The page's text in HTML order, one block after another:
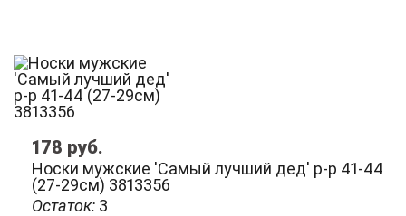
Остаток: 3
Носки мужские 'Самый лучший дед' р-р 41-44
(27-29см) 3813356
178 руб.